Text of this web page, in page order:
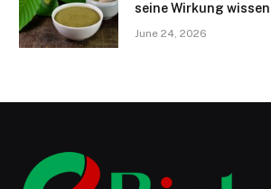
seine Wirkung
June 24, 2026